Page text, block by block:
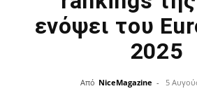
ενόψει του
2025
Από NiceMagazine - 5